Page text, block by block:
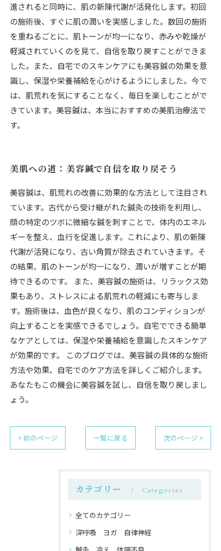
進されると同時に、肌の新陳代謝が活発化します。初回
の施術後、すぐに肌の潤いを実感しました。数回の施術
を重ねるごとに、肌トーンが均一になり、赤みや乾燥が
軽減されていくのを見て、自信を取り戻すことができま
した。また、自宅でのスキンケアにも美容鍼の効果を意
識し、保湿や栄養補給を心がけるようにしました。今で
は、肌荒れを気にすることなく、毎日を楽しむことがで
きています。美容鍼は、本当におすすめの美肌治療法で
す。
美肌への道：美容鍼で自信を取り戻そう
美容鍼は、肌荒れの改善に効果的な方法として注目され
ています。古代から受け継がれた鍼灸の技術を利用し、
顔の特定のツボに微細な鍼を刺すことで、体内のエネル
ギーを整え、血行を促進します。これにより、肌の新陳
代謝が活発になり、古い角質が除去されていきます。そ
の結果、肌のトーンが均一になり、潤いが増すことが期
待できるのです。 また、美容鍼の施術は、リラックス効
果もあり、ストレスによる肌荒れの軽減にも寄与しま
す。施術後は、血色が良くなり、肌のコンディションが
向上することを実感できるでしょう。自宅でできる簡単
なケアとしては、保湿や栄養補給を意識したスキンケア
が効果的です。 このブログでは、美容鍼の具体的な施術
方法や効果、自宅でのケア方法を詳しくご紹介します。
あなたもこの機会に美容鍼を試し、自信を取り戻しまし
ょう。
< 前のページ 一覧に戻る 次のページ >
カテゴリー Categories
全てのカテゴリー
深呼吸 ヨガ 自律神経